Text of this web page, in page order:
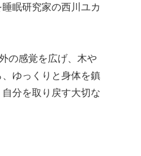
眠研究家の西川ユカ
の感覚を広げ、木や
ゆっくりと身体を鎮
分を取り戻す大切な